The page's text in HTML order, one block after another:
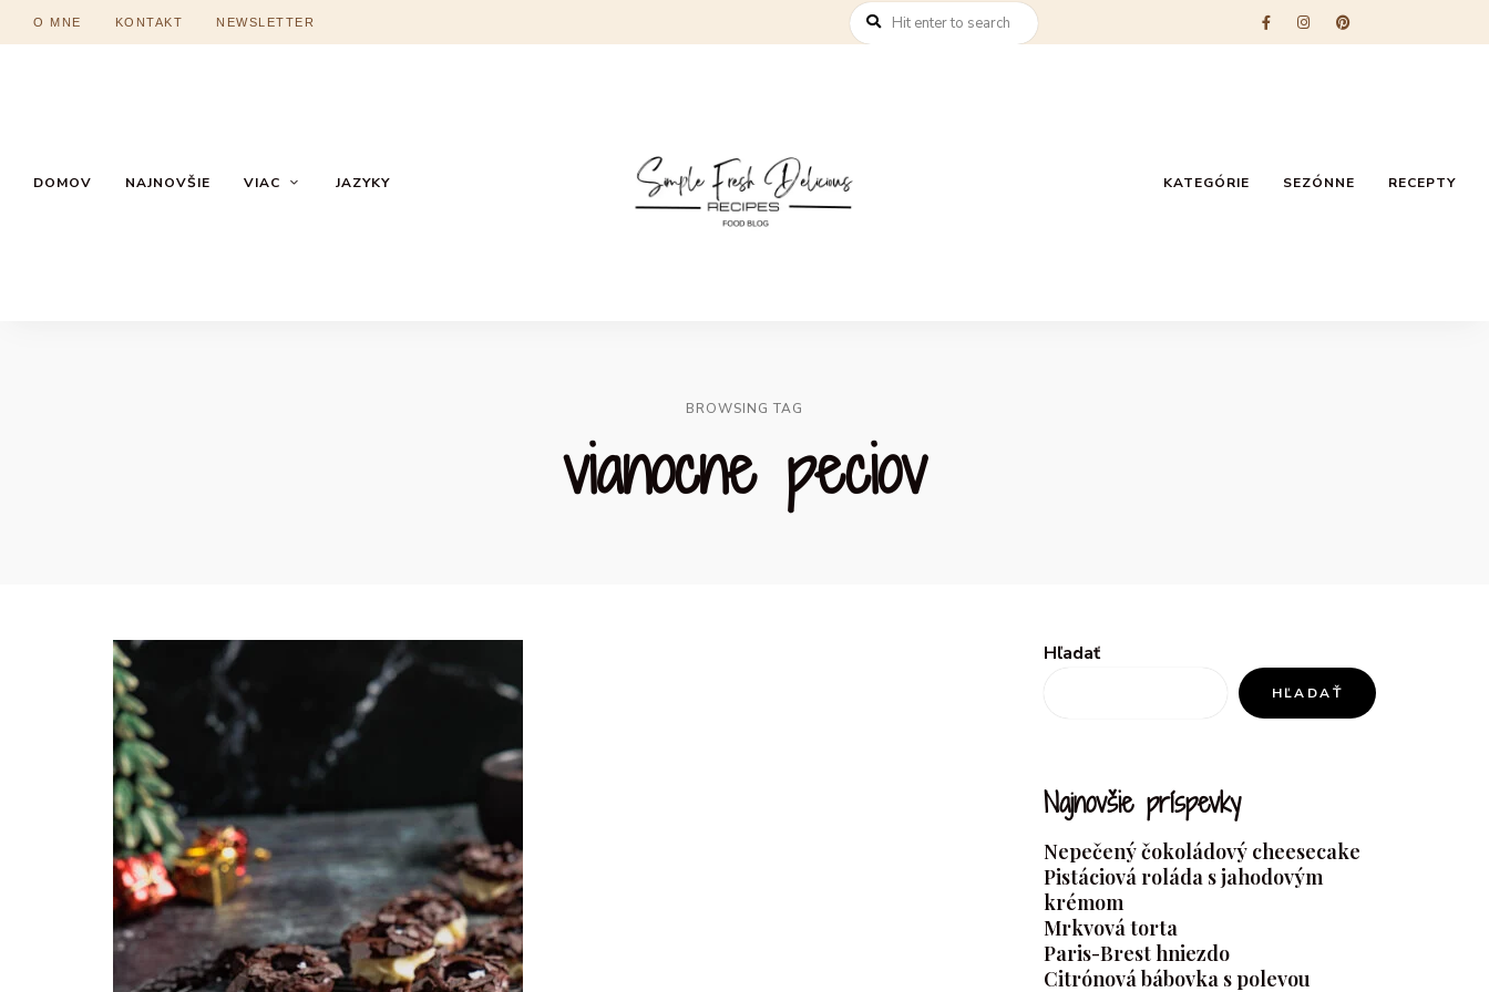
O MNE KONTAKT NEWSLETTER
DOMOV NAJNOVŠIE VIAC JAZYKY KATEGÓRIE SEZÓNNE RECEPTY
BROWSING TAG
vianocne peciov
Hľadať
HĽADAŤ
Najnovšie príspevky
Nepečený čokoládový cheesecake
Pistáciová roláda s jahodovým
krémom
Mrkvová torta
Paris-Brest hniezdo
Citrónová bábovka s polevou